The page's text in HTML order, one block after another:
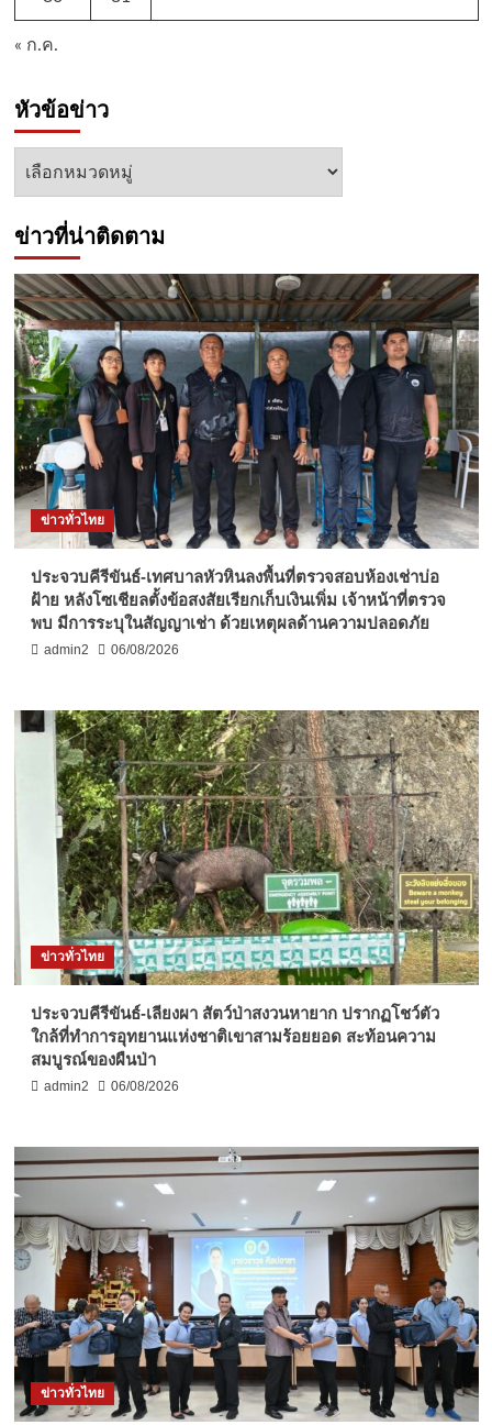
« ก.ค.
หัวข้อข่าว
หัวข้อ
ข่าวที่น่าติดตาม
ข่าวทั่วไทย
ประจวบคีรีขันธ์-เทศบาลหัวหินลงพื้นที่ตรวจสอบห้องเช่าบ่อ
ฝ้าย หลังโซเชียลตั้งข้อสงสัยเรียกเก็บเงินเพิ่ม เจ้าหน้าที่ตรวจ
พบ มีการระบุในสัญญาเช่า ด้วยเหตุผลด้านความปลอดภัย
admin2 06/08/2026
ข่าวทั่วไทย
ประจวบคีรีขันธ์-เลียงผา สัตว์ป่าสงวนหายาก ปรากฏโชว์ตัว
ใกล้ที่ทำการอุทยานแห่งชาติเขาสามร้อยยอด สะท้อนความ
สมบูรณ์ของผืนป่า
admin2 06/08/2026
ข่าวทั่วไทย